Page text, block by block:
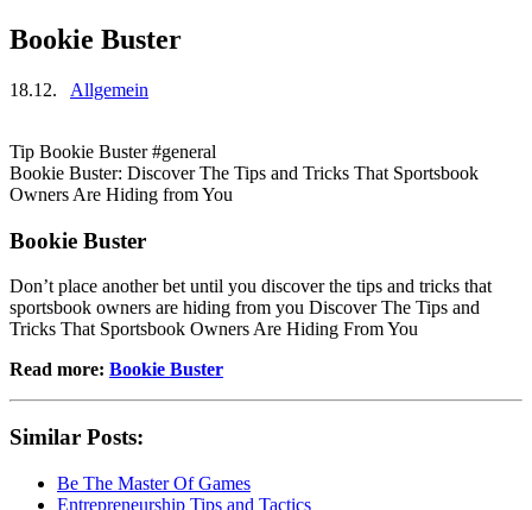
Bookie Buster
18.12. Allgemein
Tip Bookie Buster #general
Bookie Buster: Discover The Tips and Tricks That Sportsbook
Owners Are Hiding from You
Bookie Buster
Don’t place another bet until you discover the tips and tricks that
sportsbook owners are hiding from you Discover The Tips and
Tricks That Sportsbook Owners Are Hiding From You
Read more: Bookie Buster
Similar Posts:
Be The Master Of Games
Entrepreneurship Tips and Tactics